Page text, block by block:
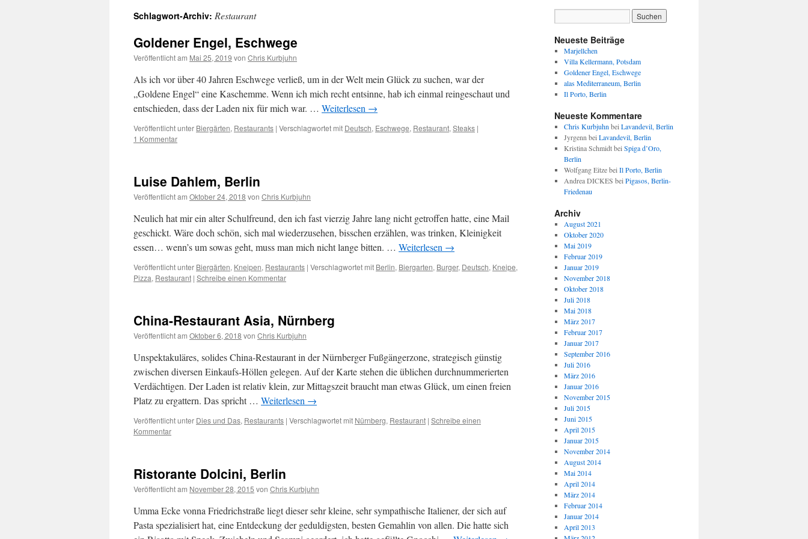
Schlagwort-Archiv: Restaurant
Goldener Engel, Eschwege
Veröffentlicht am Mai 25, 2019 von Chris Kurbjuhn
Als ich vor über 40 Jahren Eschwege verließ, um in der Welt mein Glück zu suchen, war der
„Goldene Engel“ eine Kaschemme. Wenn ich mich recht entsinne, hab ich einmal reingeschaut und
entschieden, dass der Laden nix für mich war. … Weiterlesen →
Veröffentlicht unter Biergärten, Restaurants | Verschlagwortet mit Deutsch, Eschwege, Restaurant, Steaks |
1 Kommentar
Luise Dahlem, Berlin
Veröffentlicht am Oktober 24, 2018 von Chris Kurbjuhn
Neulich hat mir ein alter Schulfreund, den ich fast vierzig Jahre lang nicht getroffen hatte, eine Mail
geschickt. Wäre doch schön, sich mal wiederzusehen, bisschen erzählen, was trinken, Kleinigkeit
essen… wenn’s um sowas geht, muss man mich nicht lange bitten. … Weiterlesen →
Veröffentlicht unter Biergärten, Kneipen, Restaurants | Verschlagwortet mit Berlin, Biergarten, Burger, Deutsch, Kneipe,
Pizza, Restaurant | Schreibe einen Kommentar
China-Restaurant Asia, Nürnberg
Veröffentlicht am Oktober 6, 2018 von Chris Kurbjuhn
Unspektakuläres, solides China-Restaurant in der Nürnberger Fußgängerzone, strategisch günstig
zwischen diversen Einkaufs-Höllen gelegen. Auf der Karte stehen die üblichen durchnummerierten
Verdächtigen. Der Laden ist relativ klein, zur Mittagszeit braucht man etwas Glück, um einen freien
Platz zu ergattern. Das spricht … Weiterlesen →
Veröffentlicht unter Dies und Das, Restaurants | Verschlagwortet mit Nürnberg, Restaurant | Schreibe einen
Kommentar
Ristorante Dolcini, Berlin
Veröffentlicht am November 28, 2015 von Chris Kurbjuhn
Umma Ecke vonna Friedrichstraße liegt dieser sehr kleine, sehr sympathische Italiener, der sich auf
Pasta spezialisiert hat, eine Entdeckung der geduldigsten, besten Gemahlin von allen. Die hatte sich
Neueste Beiträge
Marjellchen
Villa Kellermann, Potsdam
Goldener Engel, Eschwege
alas Mediterraneum, Berlin
Il Porto, Berlin
Neueste Kommentare
Chris Kurbjuhn bei Lavandevil, Berlin
Jyrgenn bei Lavandevil, Berlin
Kristina Schmidtbei Spiga d’Oro,
Berlin
Wolfgang Eitzebei Il Porto, Berlin
Andrea DICKES bei Pigasos, Berlin-
Friedenau
Archiv
August 2021
Oktober 2020
Mai 2019
Februar 2019
Januar 2019
November 2018
Oktober 2018
Juli 2018
Mai 2018
März 2017
Februar 2017
Januar 2017
September 2016
Juli 2016
März 2016
Januar 2016
November 2015
Juli 2015
Juni 2015
April 2015
Januar 2015
November 2014
August 2014
Mai 2014
April 2014
März 2014
Februar 2014
Januar 2014
April 2013